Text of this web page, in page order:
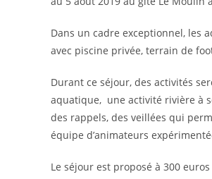
Dans un cadre exceptionnel, les
avec piscine privée, terrain de
Durant ce séjour, des activités
aquatique, une activité rivière à
des rappels, des veillées qui
équipe d’animateurs
Le séjour est proposé à 300